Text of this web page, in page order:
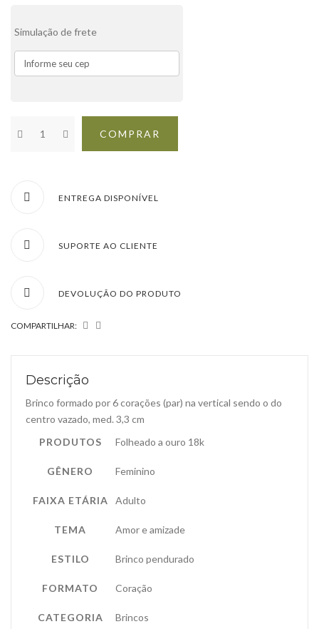
Simulação de frete
COMPRAR
ENTREGA DISPONÍVEL
SUPORTE AO CLIENTE
DEVOLUÇÃO DO PRODUTO
COMPARTILHAR:
Descrição
Brinco formado por 6 corações (par) na vertical sendo o do
centro vazado, med. 3,3 cm
PRODUTOS
Folheado a ouro 18k
GÊNERO Feminino
FAIXA ETÁRIA Adulto
TEMA Amor e amizade
ESTILO Brinco pendurado
FORMATO Coração
CATEGORIA Brincos